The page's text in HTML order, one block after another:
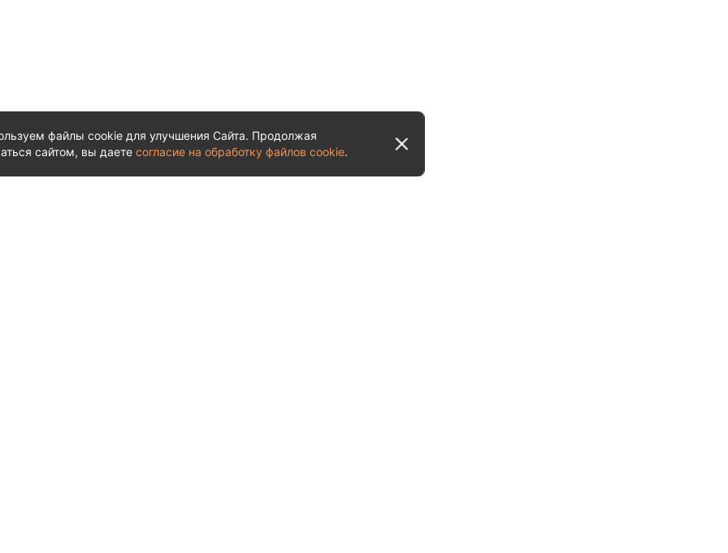
файлы cookie для улучшения Сайта. Продолжая
сайтом, вы даете согласие на обработку файлов cookie.